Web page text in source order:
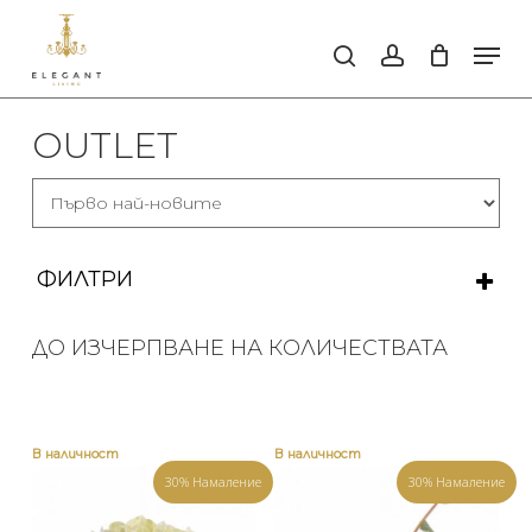
content
searchaccount
OUTLET
ФИЛТРИ
Аксесоари за интериора
За масата
ДО ИЗЧЕРПВАНЕ НА КОЛИЧЕСТВАТА
В наличност
30% Намаление
В наличност
30% Намаление
Close